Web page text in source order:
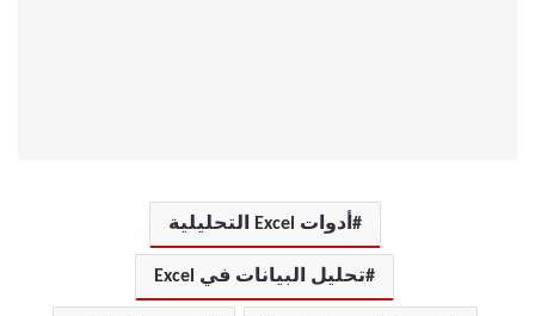
أدوات Excel التحليلية
تحليل البيانات في Excel